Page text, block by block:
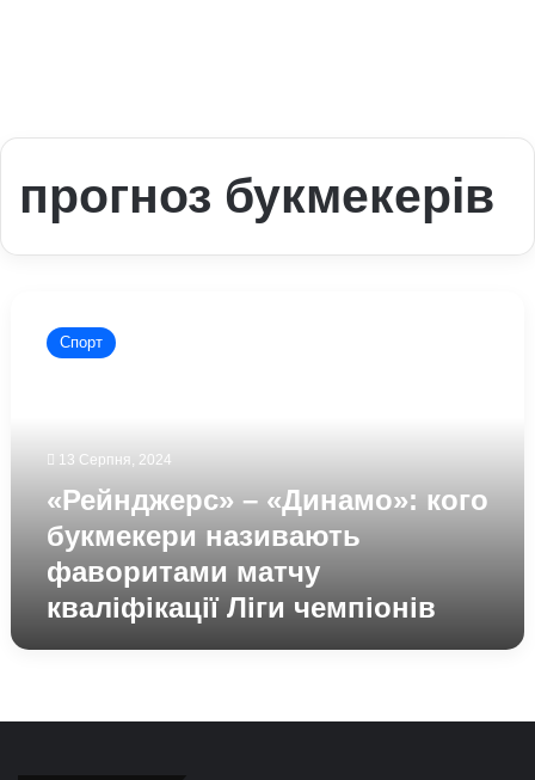
прогноз букмекерів
«Динамо»:
фаворитами
кваліфікації
чемпіонів
Спорт
13 Серпня, 2024
«Рейнджерс» – «Динамо»: кого
букмекери називають
фаворитами матчу
кваліфікації Ліги чемпіонів